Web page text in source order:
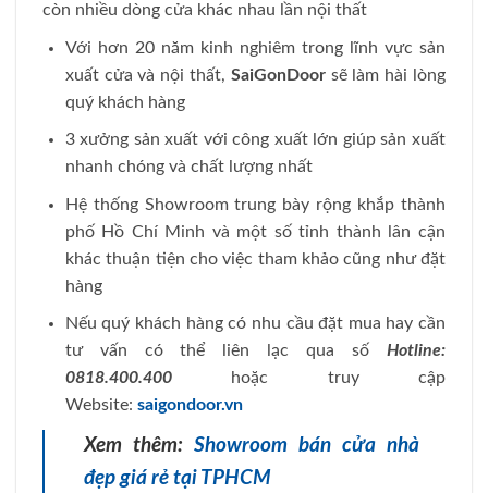
còn nhiều dòng cửa khác nhau lần nội thất
Với hơn 20 năm kinh nghiêm trong lĩnh vực sản
xuất cửa và nội thất, SaiGonDoorsẽ làm hài lòng
quý khách hàng
3 xưởng sản xuất với công xuất lớn giúp sản xuất
nhanh chóng và chất lượng nhất
Hệ thống Showroom trung bày rộng khắp thành
phố Hồ Chí Minh và một số tỉnh thành lân cận
khác thuận tiện cho việc tham khảo cũng như đặt
hàng
Nếu quý khách hàng có nhu cầu đặt mua hay cần
tư vấn có thể liên lạc qua số Hotline:
0818.400.400hoặc truy cập
Website: saigondoor.vn
Xem thêm: Showroom bán cửa nhà
đẹp giá rẻ tại TPHCM